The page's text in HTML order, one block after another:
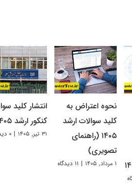
نحوه اعتراض به
کلید سوالات ارشد
۱۴۰۵ (راهنمای
تصویری)
۱ مرداد, ۱۴۰۵ | ۱۱ دیدگاه
انتشار کلید
کنکور ارشد ۱۴۰۵
۳۱ تیر, ۱۴۰۵ | ۰ دیدگاه